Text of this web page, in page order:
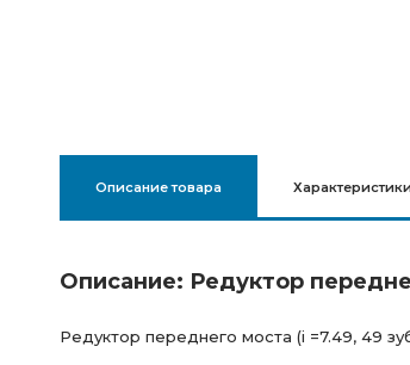
Описание товара Характеристики
Описание: Редуктор
Редуктор переднего моста (i =7.49, 49